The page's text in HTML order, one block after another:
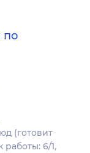
по
(готовит
6/1,